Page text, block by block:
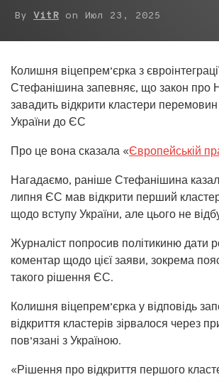
By VitR on Июл 23, 2025
Колишня віцепрем’єрка з
Стефанішина запевняє, що закон
завадить відкрити кластери
України до ЄС
Про це вона сказала «Європейській
Нагадаємо, раніше Стефанішина
липня ЄС мав відкрити перший
щодо вступу України, але цього не
Журналіст попросив політикиню дати
коментар щодо цієї заяви, зокрема
такого рішення ЄС.
Колишня віцепрем’єрка у відповідь
відкриття кластерів зірвалося через
пов’язані з Україною.
«Рішення про відкриття першого